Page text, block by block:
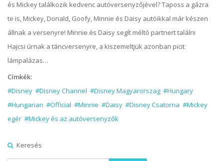
és Mickey találkozik kedvenc autóversenyzőjével? Taposs a gázra
te is, Mickey, Donald, Goofy, Minnie és Daisy autóikkal már készen
állnak a versenyre! Minnie és Daisy segít méltó partnert találni
Hajcsi úrnak a táncversenyre, a kiszemeltjük azonban picit
lámpalázas…
Címkék:
#Disney #Disney Channel #Disney Magyarorszag #Hungary
#Hungarian #Official #Minnie #Daisy #Disney Csatorna #Mickey
egér #Mickey és az autóversenyzők
Keresés